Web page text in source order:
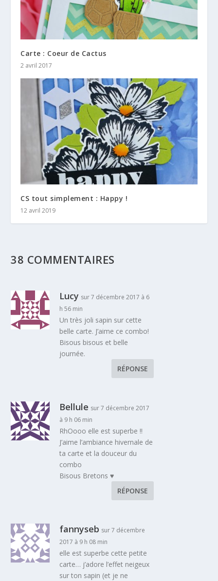
Carte : Coeur de Cactus
2 avril 2017
CS tout simplement : Happy !
12 avril 2019
38 COMMENTAIRES
Lucy sur 7 décembre 2017 à 6
h 56 min
Un très joli sapin sur cette
belle carte. J’aime ce combo!
Bisous bisous et belle
journée.
RÉPONSE
Bellule sur 7 décembre 2017
à 9 h 06 min
RhOooo elle est superbe !!
J’aime l’ambiance hivernale de
ta carte et la douceur du
combo
Bisous Bretons ♥
RÉPONSE
fannyseb sur 7 décembre
2017 à 9 h 08 min
elle est superbe cette petite
carte… j’adore l’effet neigeux
sur ton sapin (et je ne